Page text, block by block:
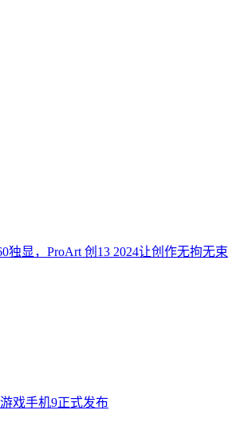
显，ProArt 创13 2024让创作无拘无束
戏手机9正式发布